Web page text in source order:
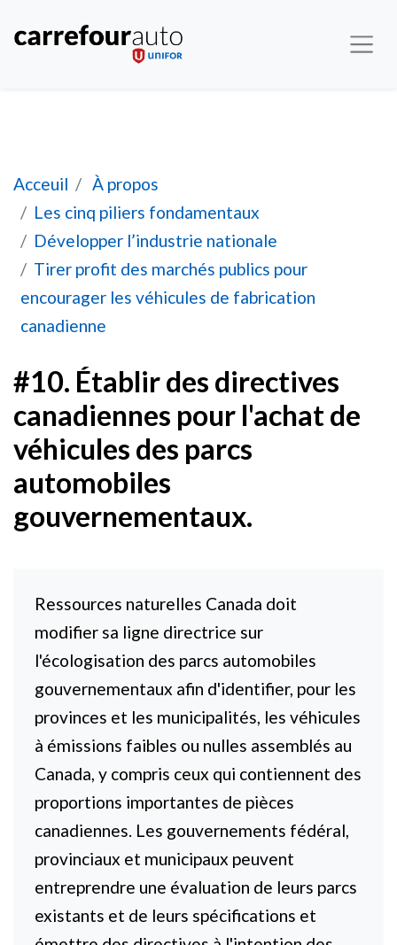
Acceuil
À propos
Les cinq piliers fondamentaux
Développer l’industrie nationale
Tirer profit des marchés publics pour
encourager les véhicules de fabrication
canadienne
#10. Établir des directives canadiennes pour
#10. Établir des directives
canadiennes pour l'achat de
véhicules des parcs
automobiles
gouvernementaux.
Ressources naturelles Canada doit
modifier sa ligne directrice sur
l'écologisation des parcs automobiles
gouvernementaux afin d'identifier, pour les
provinces et les municipalités, les véhicules
à émissions faibles ou nulles assemblés au
Canada, y compris ceux qui contiennent des
proportions importantes de pièces
canadiennes. Les gouvernements fédéral,
provinciaux et municipaux peuvent
entreprendre une évaluation de leurs parcs
existants et de leurs spécifications et